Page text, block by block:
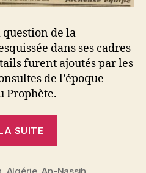
question de la
dans ses cadres
furent ajoutés par les
de l’époque
Prophète.
SUITE